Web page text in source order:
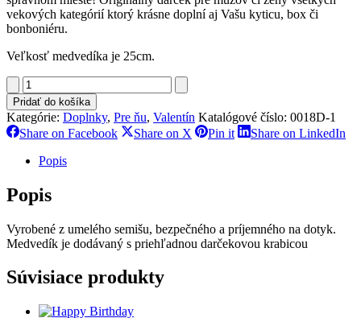
vekových kategórií ktorý krásne doplní aj Vašu kyticu, box či
bonboniéru.
Veľkosť medvedíka je 25cm.
množstvo
Medvedík
RED
Pridať do košíka
Kategórie: Doplnky, Pre ňu, Valentín Katalógové číslo: 0018D-1
Share on FacebookShareShare on X SharePin itShareShare on LinkedIn
Popis
Popis
Vyrobené z umelého semišu, bezpečného a príjemného na dotyk.
Medvedík je dodávaný s priehľadnou darčekovou krabicou
Súvisiace produkty